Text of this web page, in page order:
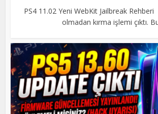
PS4 11.02 Yeni WebKit Jailbreak
olmadan kırma işlemi çıktı.